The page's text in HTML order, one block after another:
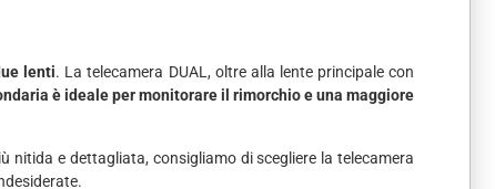
lenti. La telecamera DUAL, oltre alla lente principale con
è ideale per monitorare il rimorchio e una maggiore
nitida e dettagliata, consigliamo di scegliere la telecamera